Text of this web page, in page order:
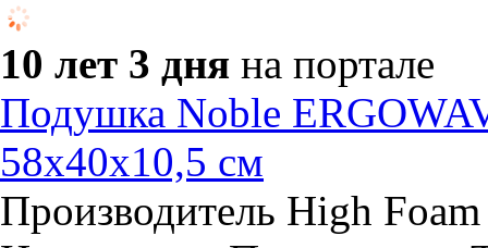
10 лет 3 дня на портале
Подушка Noble
58х40х10,5 см
Производитель High